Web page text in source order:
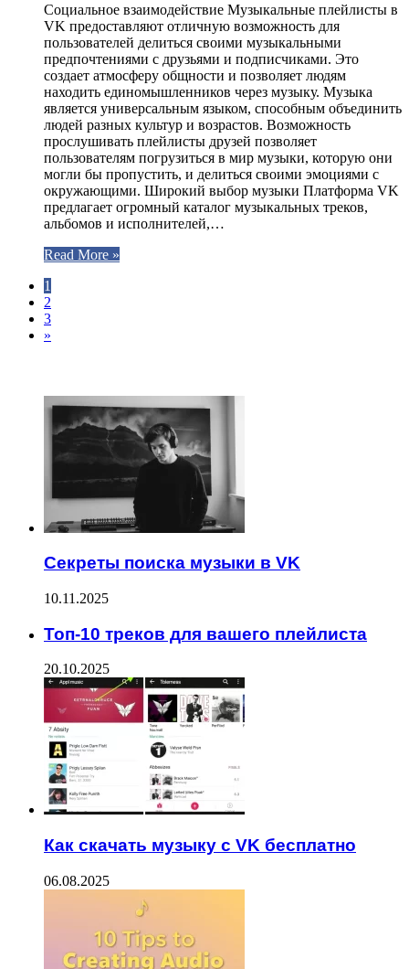
Социальное взаимодействие Музыкальные плейлисты в
VK предоставляют отличную возможность для
пользователей делиться своими музыкальными
предпочтениями с друзьями и подписчиками. Это
создает атмосферу общности и позволяет людям
находить единомышленников через музыку. Музыка
является универсальным языком, способным объединить
людей разных культур и возрастов. Возможность
прослушивать плейлисты друзей позволяет
пользователям погрузиться в мир музыки, которую они
могли бы пропустить, и делиться своими эмоциями с
окружающими. Широкий выбор музыки Платформа VK
предлагает огромный каталог музыкальных треков,
альбомов и исполнителей,…
Read More »
1
2
3
»
Секреты поиска музыки в VK
10.11.2025
Топ-10 треков для вашего плейлиста
20.10.2025
Как скачать музыку с VK бесплатно
06.08.2025